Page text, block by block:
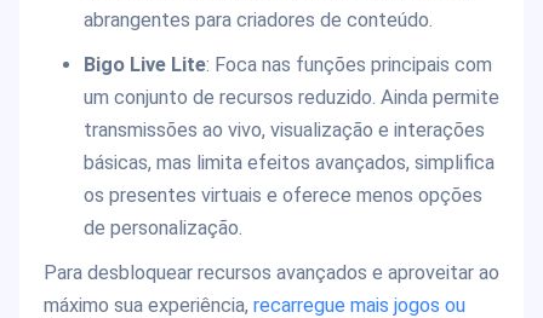
abrangentes para criadores de conteúdo.
Bigo Live Lite: Foca nas funções principais com
um conjunto de recursos reduzido. Ainda permite
transmissões ao vivo, visualização e interações
básicas, mas limita efeitos avançados, simplifica
os presentes virtuais e oferece menos opções
de personalização.
Para desbloquear recursos avançados e aproveitar ao
máximo sua experiência, recarregue mais jogos ou